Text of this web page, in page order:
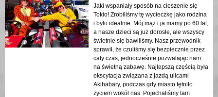
Jaki wspaniały sposób na cieszenie się
Tokio! Zrobiliśmy tę wycieczkę jako rodzina
i było idealnie. Mój mąż i ja mamy po 60 lat,
a nasze dzieci są już dorosłe, ale wszyscy
świetnie się bawiliśmy. Nasz przewodnik
sprawił, że czuliśmy się bezpiecznie przez
cały czas, jednocześnie pozwalając nam
na świetną zabawę. Najlepszą częścią była
ekscytacja związana z jazdą ulicami
Akihabary, podczas gdy miasto tętniło
życiem wokół nas. Pojechaliśmy tam